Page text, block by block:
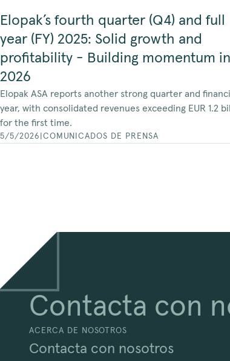
Elopak’s fourth quarter (Q4) and full
year (FY) 2025: Solid growth and
profitability - Building momentum
2026
Elopak ASA reports another strong quarter and
year, with consolidated revenues exceeding EUR 1.2
for the first time.
5/5/2026 COMUNICADOS DE PRENSA
Contacta con
ACERCA DE NOSOTROS
Contacta con nosotros